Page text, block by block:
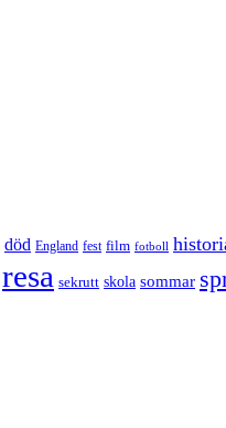
död England fest film fotboll
resa sekrutt skola sommar